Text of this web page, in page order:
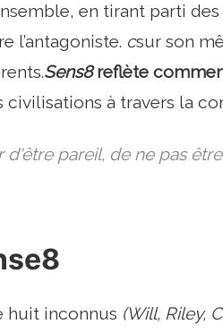
en tirant parti des
l’antagoniste. csur son
Sens8reflète
à travers la
d'être pareil, de ne pas
huit inconnus (Will, Riley,